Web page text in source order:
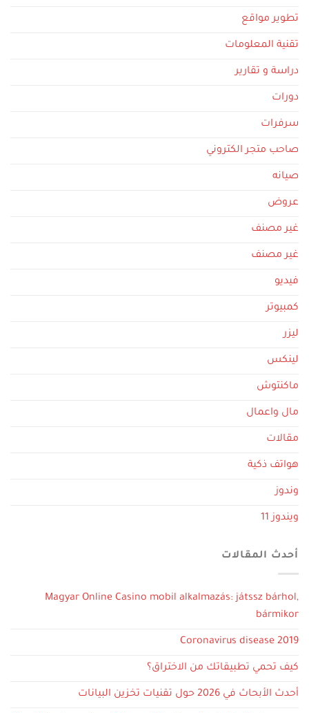
تطوير مواقع
تقنية المعلومات
دراسة و تقارير
دورات
سرفرات
صاحب متجر الكتروني
صيانه
عروض
غير مصنف
غير مصنف
فيديو
كمبيوتر
ليزر
لينكس
ماكنتوش
مال واعمال
مقالات
هواتف ذكية
وندوز
ويندوز 11
أحدث المقالات
Magyar Online Casino mobil alkalmazás: játssz bárhol,
bármikor
Coronavirus disease 2019
كيف تحمي تطبيقاتك من الاختراق؟
أحدث الأبحاث في 2026 حول تقنيات تخزين البيانات